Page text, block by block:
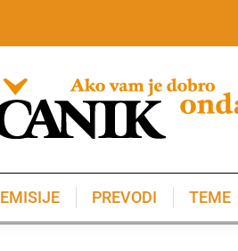
EMISIJE PREVODI TEME